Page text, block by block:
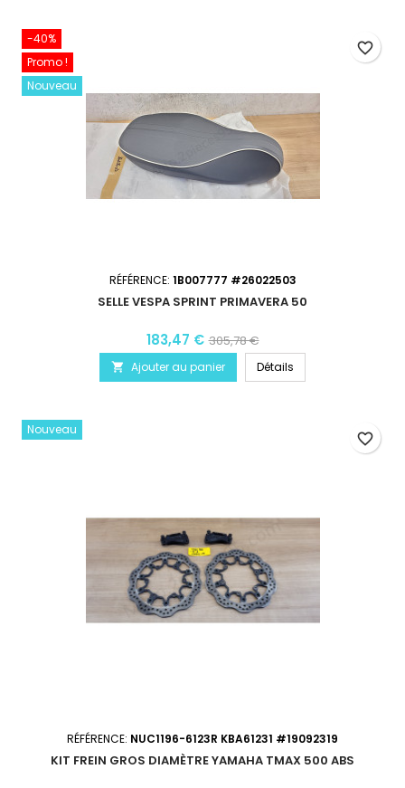
-40%
Promo !
Nouveau
RÉFÉRENCE: 1B007777 #26022503
SELLE VESPA SPRINT PRIMAVERA 50
183,47 € 305,78 €
 Ajouter au panier Détails
favorite_border
Nouveau
RÉFÉRENCE: NUC1196-6123R KBA61231 #19092319
KIT FREIN GROS DIAMÈTRE YAMAHA TMAX 500 ABS
favorite_border